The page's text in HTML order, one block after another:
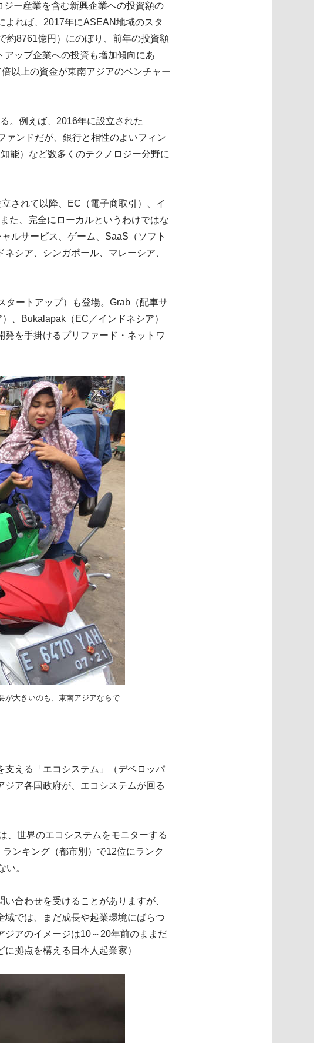
ー産業を含む新興企業への投資額の
よれば、2017年にASEAN地域のスタ
約8761億円）にのぼり、前年の投資額
ップ企業への投資も増加傾向にあ
以上の資金が東南アジアのベンチャー
。例えば、2016年に設立された
ァンドだが、銀行と相性のよいフィン
能）など数多くのテクノロジー分野に
されて以降、EC（電子商取引）、イ
た、完全にローカルというわけではな
ルサービス、ゲーム、SaaS（ソフト
シア、シンガポール、マレーシア、
タートアップ）も登場。Grab（配車サ
、Bukalapak（EC／インドネシア）
を手掛けるプリファード・ネットワ
が大きいのも、東南アジアならで
える「エコシステム」（デベロッパ
ア各国政府が、エコシステムが回る
、世界のエコシステムをモニターする
ンキング（都市別）で12位にランク
。
合わせを受けることがありますが、
では、まだ成長や起業環境にばらつ
ジアのイメージは10～20年前のままだ
拠点を構える日本人起業家）